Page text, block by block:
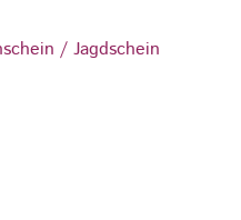
/ Jagdschein